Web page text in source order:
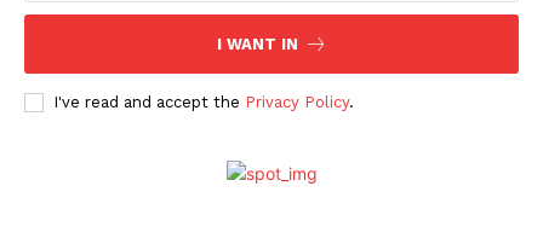
I WANT IN
I've read and accept the Privacy Policy.